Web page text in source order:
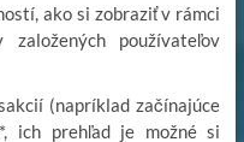
ako si zobraziť v rámci
používateľov
(napríklad začínajúce
ich prehľad je možné si